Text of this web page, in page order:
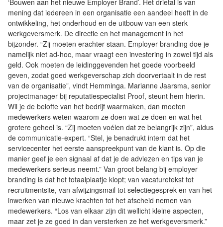
‘Bouwen aan het nieuwe Employer Brand’. Het drietal is van
mening dat iedereen in een organisatie een aandeel heeft in de
ontwikkeling, het onderhoud en de uitbouw van een sterk
werkgeversmerk. De directie en het management in het
bijzonder. “Zij moeten erachter staan. Employer branding doe je
namelijk niet ad-hoc, maar vraagt een investering in zowel tijd als
geld. Ook moeten de leidinggevenden het goede voorbeeld
geven, zodat goed werkgeverschap zich doorvertaalt in de rest
van de organisatie”, vindt Hemminga. Marianne Jaarsma, senior
projectmanager bij reputatiespecialist Proof, steunt hem hierin.
Wil je de belofte van het bedrijf waarmaken, dan moeten
medewerkers weten waarom ze doen wat ze doen en wat het
grotere geheel is. “Zij moeten voélen dat ze belangrijk zijn”, aldus
de communicatie-expert. “Stel, je benadrukt intern dat het
servicecenter het eerste aanspreekpunt van de klant is. Op die
manier geef je een signaal af dat je de adviezen en tips van je
medewerkers serieus neemt.” Van groot belang bij employer
branding is dat het totaalplaatje klopt; van vacaturetekst tot
recruitmentsite, van afwijzingsmail tot selectiegesprek en van het
inwerken van nieuwe krachten tot het afscheid nemen van
medewerkers. “Los van elkaar zijn dit wellicht kleine aspecten,
maar zet je ze goed in dan versterken ze het werkgeversmerk.”